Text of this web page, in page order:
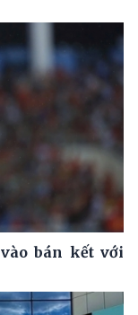
bán kết với